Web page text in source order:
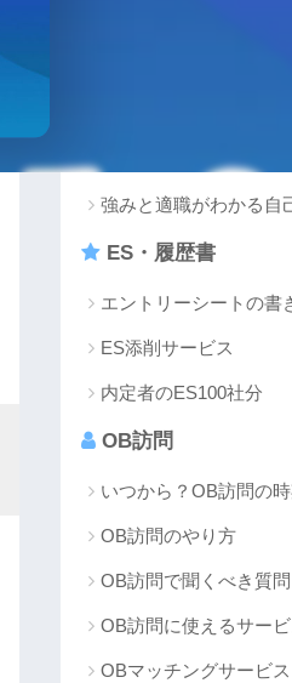
強みと適職がわかる自
ES・履歴書
エントリーシートの書
ES添削サービス
内定者のES100社分
OB訪問
いつから？OB訪問の
OB訪問のやり方
OB訪問で聞くべき質問
OB訪問に使えるサービ
OBマッチングサービス